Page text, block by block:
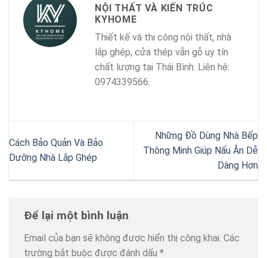
NỘI THẤT VÀ KIẾN TRÚC
KYHOME
Thiết kế và thi công nội thất, nhà
lắp ghép, cửa thép vẫn gỗ uy tín
chất lượng tại Thái Bình. Liên hệ:
0974339566.
Cách Bảo Quản Và Bảo
Dưỡng Nhà Lắp Ghép
Những Đồ Dùng Nhà Bếp
Thông Minh Giúp Nấu Ăn Dễ
Dàng Hơn
Để lại một bình luận
Email của bạn sẽ không được hiển thị công khai. Các
trường bắt buộc được đánh dấu *